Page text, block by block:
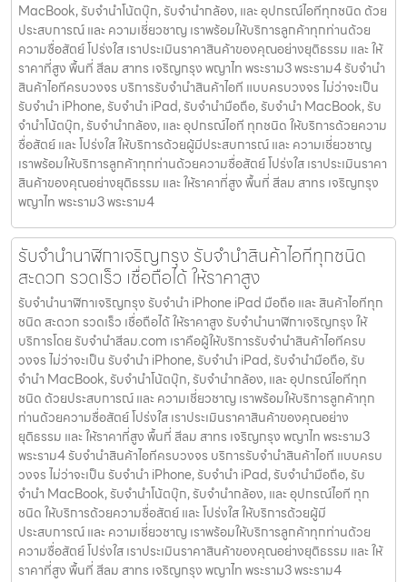
MacBook, รับจำนำโน้ตบุ๊ก, รับจำนำกล้อง, และ อุปกรณ์ไอทีทุกชนิด ด้วย
ประสบการณ์ และ ความเชี่ยวชาญ เราพร้อมให้บริการลูกค้าทุกท่านด้วย
ความซื่อสัตย์ โปร่งใส เราประเมินราคาสินค้าของคุณอย่างยุติธรรม และ ให้
ราคาที่สูง พื้นที่ สีลม สาทร เจริญกรุง พญาไท พระราม3 พระราม4 รับจำนำ
สินค้าไอทีครบวงจร บริการรับจำนำสินค้าไอที แบบครบวงจร ไม่ว่าจะเป็น
รับจำนำ iPhone, รับจำนำ iPad, รับจำนำมือถือ, รับจำนำ MacBook, รับ
จำนำโน้ตบุ๊ก, รับจำนำกล้อง, และ อุปกรณ์ไอที ทุกชนิด ให้บริการด้วยความ
ซื่อสัตย์ และ โปร่งใส ให้บริการด้วยผู้มีประสบการณ์ และ ความเชี่ยวชาญ
เราพร้อมให้บริการลูกค้าทุกท่านด้วยความซื่อสัตย์ โปร่งใส เราประเมินราคา
สินค้าของคุณอย่างยุติธรรม และ ให้ราคาที่สูง พื้นที่ สีลม สาทร เจริญกรุง
พญาไท พระราม3 พระราม4
รับจำนำนาฬิกาเจริญกรุง รับจำนำสินค้าไอทีทุกชนิด
สะดวก รวดเร็ว เชื่อถือได้ ให้ราคาสูง
รับจำนำนาฬิกาเจริญกรุง รับจำนำ iPhone iPad มือถือ และ สินค้าไอทีทุก
ชนิด สะดวก รวดเร็ว เชื่อถือได้ ให้ราคาสูง รับจำนำนาฬิกาเจริญกรุง ให้
บริการโดย รับจํานําสีลม.com เราคือผู้ให้บริการรับจำนำสินค้าไอทีครบ
วงจร ไม่ว่าจะเป็น รับจำนำ iPhone, รับจำนำ iPad, รับจำนำมือถือ, รับ
จำนำ MacBook, รับจำนำโน้ตบุ๊ก, รับจำนำกล้อง, และ อุปกรณ์ไอทีทุก
ชนิด ด้วยประสบการณ์ และ ความเชี่ยวชาญ เราพร้อมให้บริการลูกค้าทุก
ท่านด้วยความซื่อสัตย์ โปร่งใส เราประเมินราคาสินค้าของคุณอย่าง
ยุติธรรม และ ให้ราคาที่สูง พื้นที่ สีลม สาทร เจริญกรุง พญาไท พระราม3
พระราม4 รับจำนำสินค้าไอทีครบวงจร บริการรับจำนำสินค้าไอที แบบครบ
วงจร ไม่ว่าจะเป็น รับจำนำ iPhone, รับจำนำ iPad, รับจำนำมือถือ, รับ
จำนำ MacBook, รับจำนำโน้ตบุ๊ก, รับจำนำกล้อง, และ อุปกรณ์ไอที ทุก
ชนิด ให้บริการด้วยความซื่อสัตย์ และ โปร่งใส ให้บริการด้วยผู้มี
ประสบการณ์ และ ความเชี่ยวชาญ เราพร้อมให้บริการลูกค้าทุกท่านด้วย
ความซื่อสัตย์ โปร่งใส เราประเมินราคาสินค้าของคุณอย่างยุติธรรม และ ให้
ราคาที่สูง พื้นที่ สีลม สาทร เจริญกรุง พญาไท พระราม3 พระราม4